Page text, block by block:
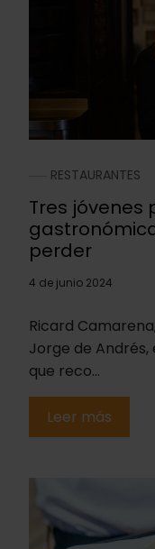
RESTAURANTES
Tres jóvenes
perder
4 de junio 2024
Ricard
Jorge de
que reco...
Leer más